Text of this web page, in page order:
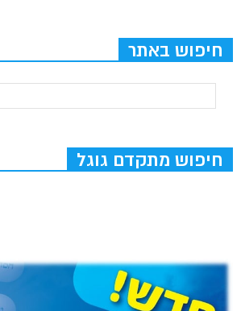
חיפוש באתר
חיפוש מתקדם גוגל